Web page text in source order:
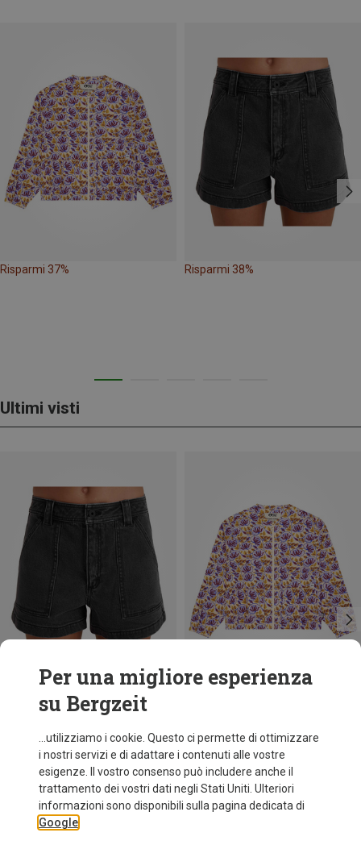
Risparmi 37% Risparmi 38%
Ultimi visti
Risparmi 38%
Per una migliore esperienza
su Bergzeit
...utilizziamo i cookie. Questo ci permette di ottimizzare
i nostri servizi e di adattare i contenuti alle vostre
esigenze. Il vostro consenso può includere anche il
trattamento dei vostri dati negli Stati Uniti. Ulteriori
informazioni sono disponibili sulla pagina dedicata di
Google